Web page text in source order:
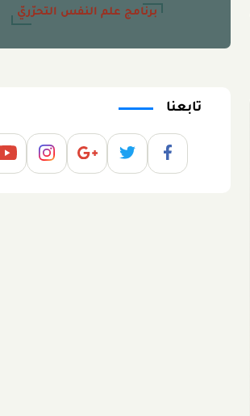
برنامج علم النفس التحرّريّ
تابعنا